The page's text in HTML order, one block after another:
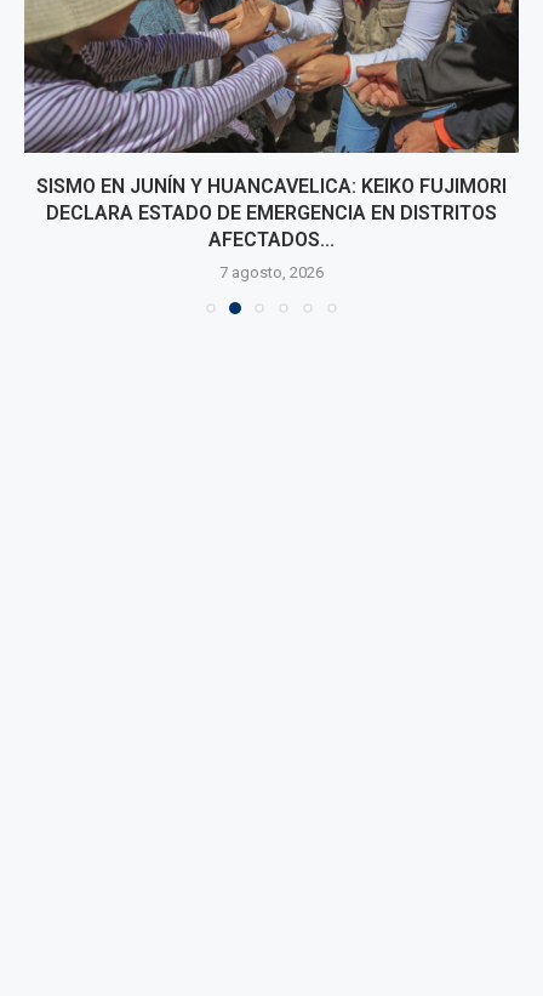
SISMO EN JUNÍN Y HUANCAVELICA: KEIKO FUJIMORI
DECLARA ESTADO DE EMERGENCIA EN DISTRITOS
AFECTADOS...
7 agosto, 2026